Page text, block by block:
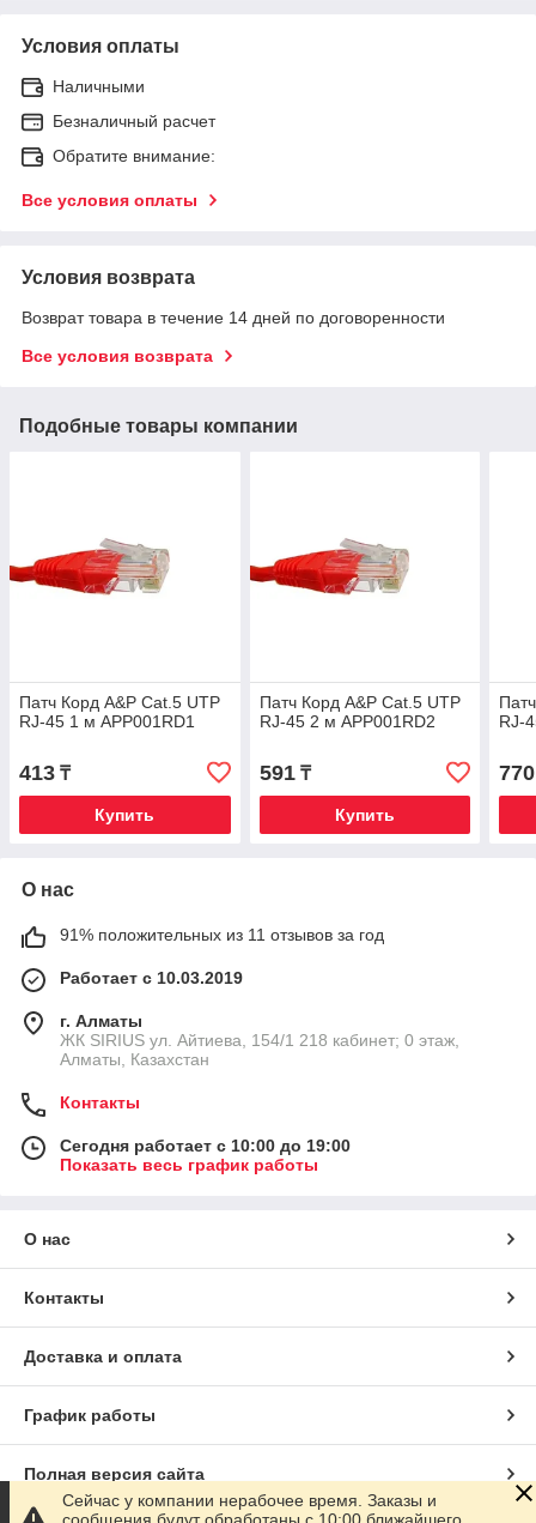
Условия оплаты
Наличными
Безналичный расчет
Обратите внимание:
Все условия оплаты
Условия возврата
Возврат товара в течение 14 дней по договоренности
Все условия возврата
Подобные товары компании
Патч Корд A&P Cat.5 UTP
RJ-45 1 м APP001RD1
413 ₸
Купить
Патч Корд A&P Cat.5 UTP
RJ-45 2 м APP001RD2
591₸
Купить
RJ-
770
О нас
91% положительных из 11 отзывов за год
Работает с 10.03.2019
г. Алматы
​ЖК SIRIUS​ ул. Айтиева, 154/1​ 218 кабинет; 0 этаж,
Алматы, Казахстан
Контакты
Сегодня работает с 10:00 до 19:00
Показать весь график работы
О нас
Контакты
Доставка и оплата
График работы
Полная версия сайта
Сейчас у компании нерабочее время. Заказы и